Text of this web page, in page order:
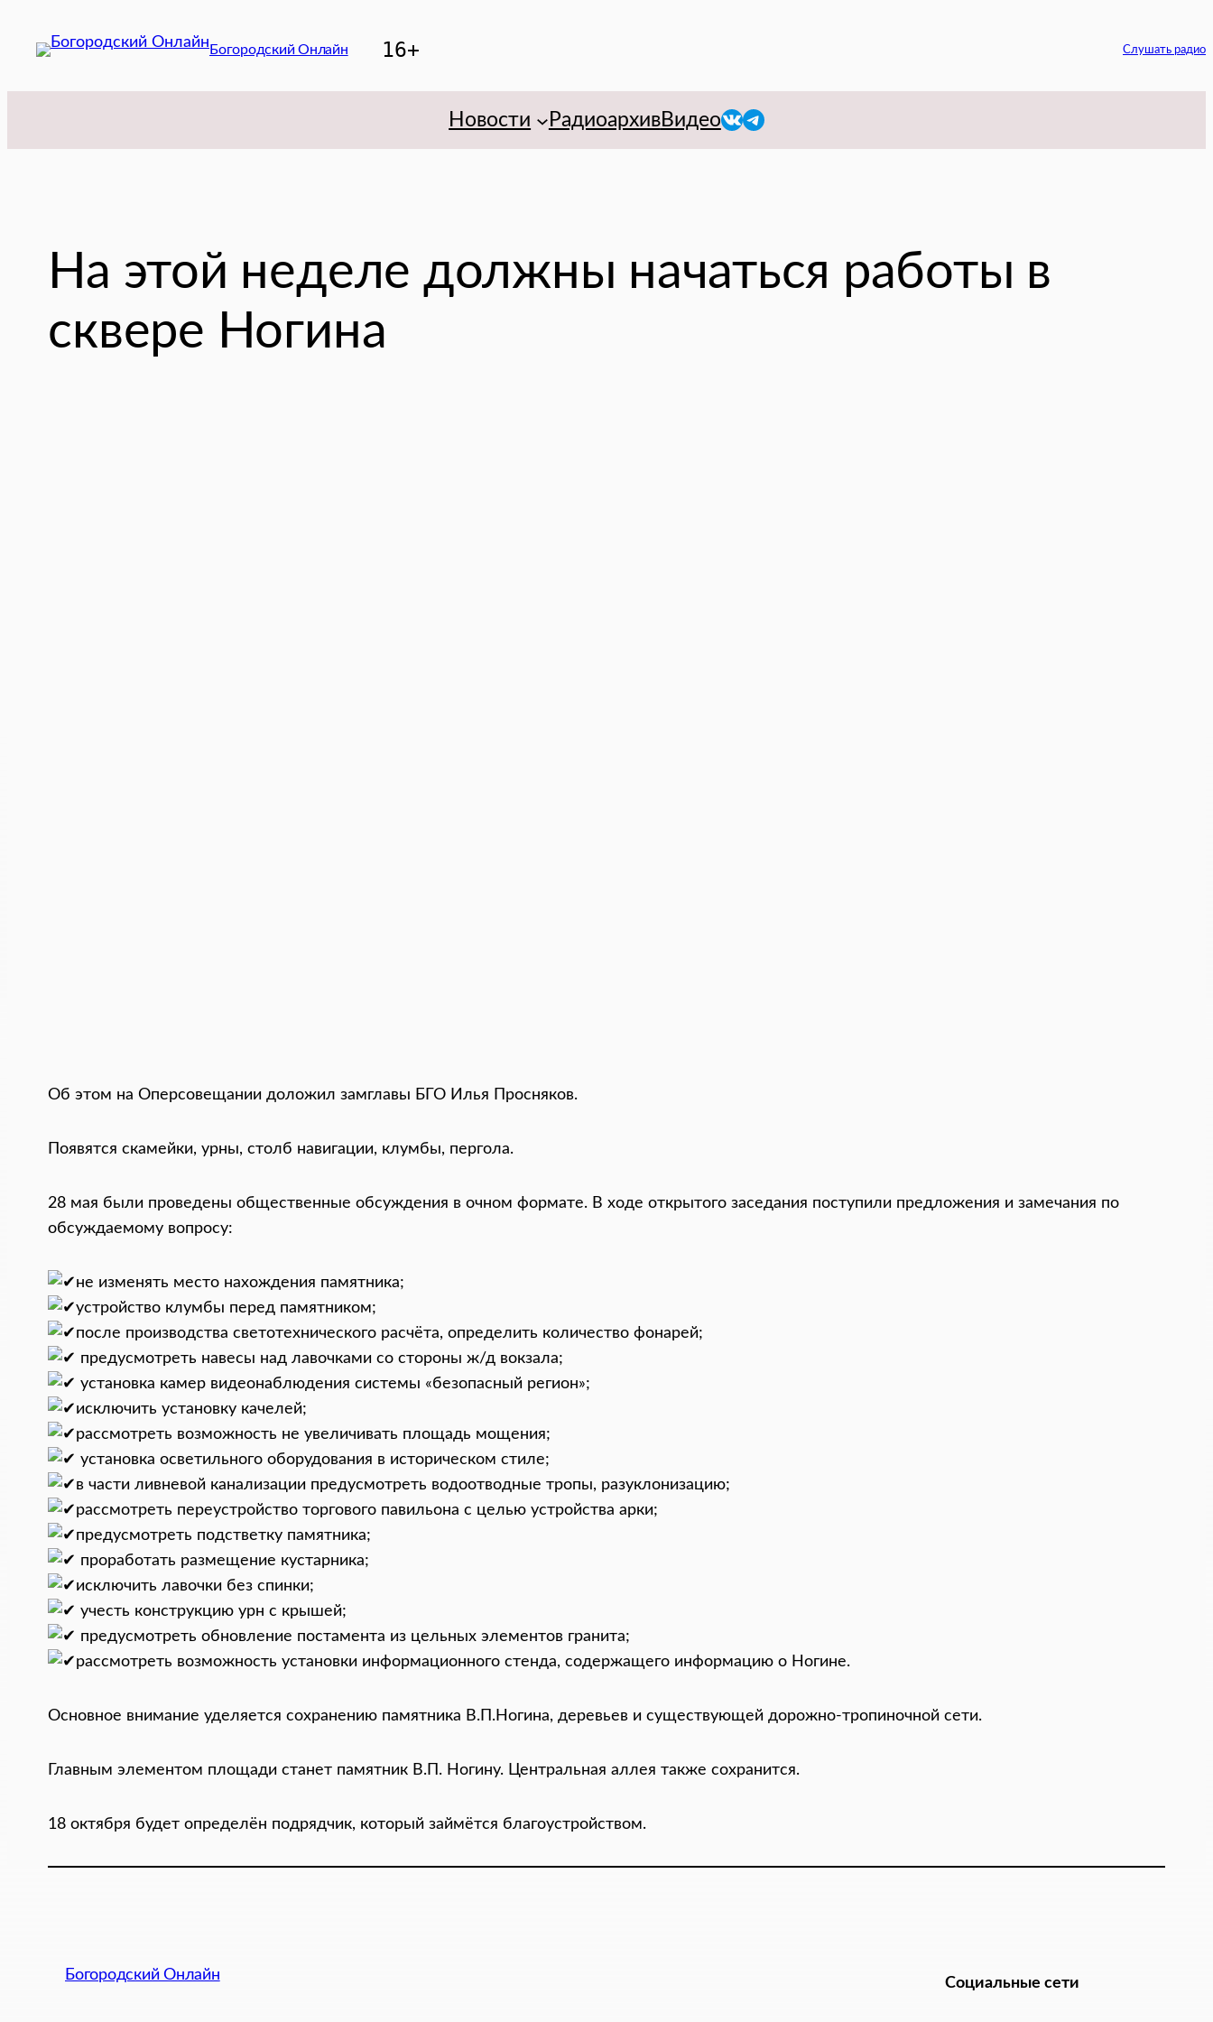
Богородский Онлайн 16+ Слушать радио
Новости РадиоархивВидеоVKTelegram
На этой неделе должны начаться работы в
сквере Ногина
Об этом на Оперсовещании доложил замглавы БГО Илья Просняков.
Появятся скамейки, урны, столб навигации, клумбы, пергола.
28 мая были проведены общественные обсуждения в очном формате. В ходе открытого заседания поступили предложения и замечания по
обсуждаемому вопросу:
не изменять место нахождения памятника;
устройство клумбы перед памятником;
после производства светотехнического расчёта, определить количество фонарей;
предусмотреть навесы над лавочками со стороны ж/д вокзала;
установка камер видеонаблюдения системы «безопасный регион»;
исключить установку качелей;
рассмотреть возможность не увеличивать площадь мощения;
установка осветильного оборудования в историческом стиле;
в части ливневой канализации предусмотреть водоотводные тропы, разуклонизацию;
рассмотреть переустройство торгового павильона с целью устройства арки;
предусмотреть подстветку памятника;
проработать размещение кустарника;
исключить лавочки без спинки;
учесть конструкцию урн с крышей;
предусмотреть обновление постамента из цельных элементов гранита;
рассмотреть возможность установки информационного стенда, содержащего информацию о Ногине.
Основное внимание уделяется сохранению памятника В.П.Ногина, деревьев и существующей дорожно-тропиночной сети.
Главным элементом площади станет памятник В.П. Ногину. Центральная аллея также сохранится.
18 октября будет определён подрядчик, который займётся благоустройством.
Богородский Онлайн
Социальные сети